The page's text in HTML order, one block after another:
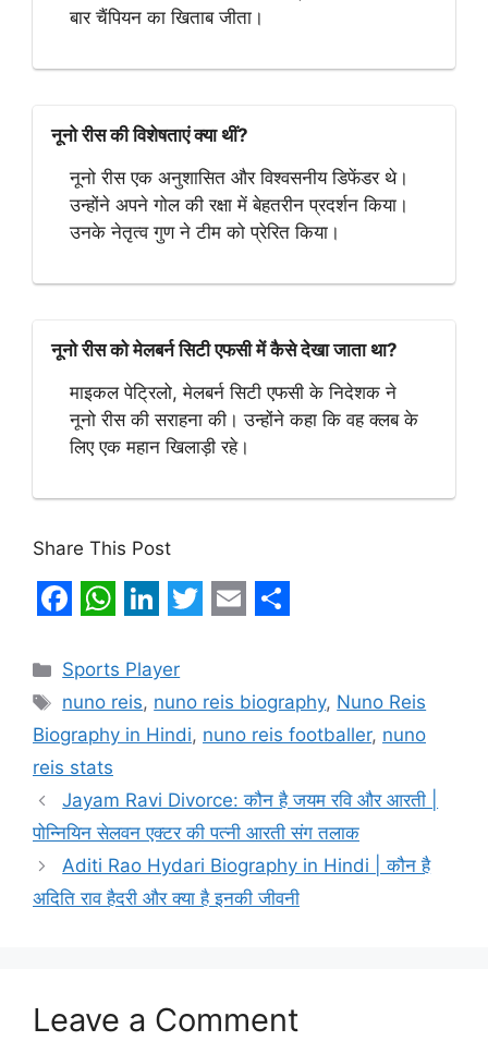
बार चैंपियन का खिताब जीता।
नूनो रीस की विशेषताएं क्या थीं?
नूनो रीस एक अनुशासित और विश्वसनीय डिफेंडर थे।
उन्होंने अपने गोल की रक्षा में बेहतरीन प्रदर्शन किया।
उनके नेतृत्व गुण ने टीम को प्रेरित किया।
नूनो रीस को मेलबर्न सिटी एफसी में कैसे देखा जाता था?
माइकल पेट्रिलो, मेलबर्न सिटी एफसी के निदेशक ने
नूनो रीस की सराहना की। उन्होंने कहा कि वह क्लब के
लिए एक महान खिलाड़ी रहे।
Share This Post
a
c
e
b
o
o
k
h
a
t
s
A
p
p
i
n
k
d
I
n
w
i
t
e
r
a
i
a
r
Categories
Sports Player
Tags
nuno reis, nuno reis biography, Nuno Reis
Biography in Hindi, nuno reis footballer, nuno
reis stats
Jayam Ravi Divorce: कौन है जयम रवि और आरती |
पोन्नियिन सेलवन एक्टर की पत्नी आरती संग तलाक
Aditi Rao Hydari Biography in Hindi | कौन है
अदिति राव हैदरी और क्या है इनकी जीवनी
Leave a Comment